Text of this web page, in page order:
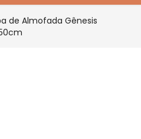
de Almofada Gênesis